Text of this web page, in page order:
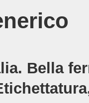
Bella